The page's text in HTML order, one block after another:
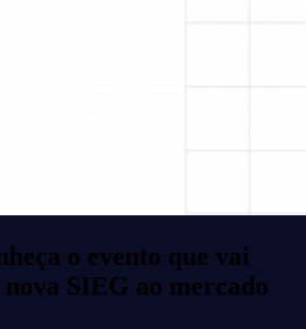
o evento que vai
SIEG ao mercado